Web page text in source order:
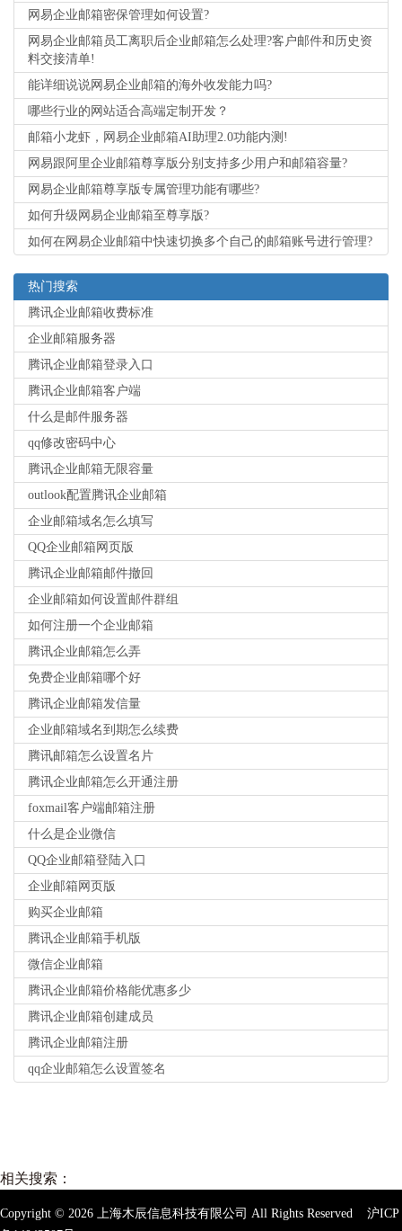
网易企业邮箱密保管理如何设置?
网易企业邮箱员工离职后企业邮箱怎么处理?客户邮件和历史资
料交接清单!
能详细说说网易企业邮箱的海外收发能力吗?
哪些行业的网站适合高端定制开发？
邮箱小龙虾，网易企业邮箱AI助理2.0功能内测!
网易跟阿里企业邮箱尊享版分别支持多少用户和邮箱容量?
网易企业邮箱尊享版专属管理功能有哪些?
如何升级网易企业邮箱至尊享版?
如何在网易企业邮箱中快速切换多个自己的邮箱账号进行管理?
热门搜索
腾讯企业邮箱收费标准
企业邮箱服务器
腾讯企业邮箱登录入口
腾讯企业邮箱客户端
什么是邮件服务器
qq修改密码中心
腾讯企业邮箱无限容量
outlook配置腾讯企业邮箱
企业邮箱域名怎么填写
QQ企业邮箱网页版
腾讯企业邮箱邮件撤回
企业邮箱如何设置邮件群组
如何注册一个企业邮箱
腾讯企业邮箱怎么弄
免费企业邮箱哪个好
腾讯企业邮箱发信量
企业邮箱域名到期怎么续费
腾讯邮箱怎么设置名片
腾讯企业邮箱怎么开通注册
foxmail客户端邮箱注册
什么是企业微信
QQ企业邮箱登陆入口
企业邮箱网页版
购买企业邮箱
腾讯企业邮箱手机版
微信企业邮箱
腾讯企业邮箱价格能优惠多少
腾讯企业邮箱创建成员
腾讯企业邮箱注册
qq企业邮箱怎么设置签名
相关搜索：
Copyright © 2026 上海木辰信息科技有限公司 All Rights Reserved 沪ICP